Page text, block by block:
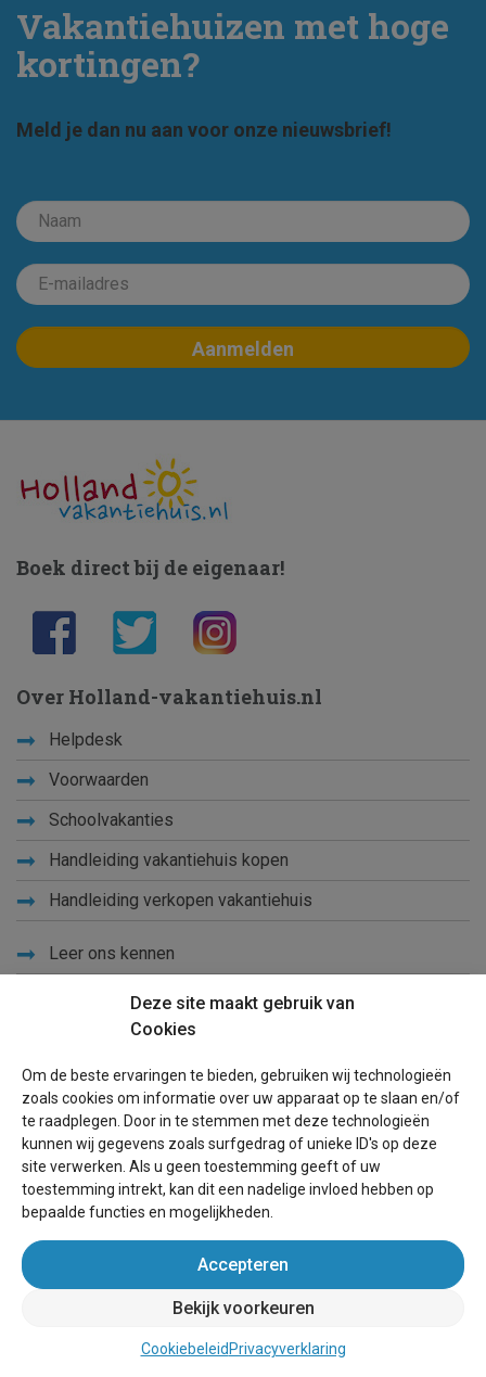
Vakantiehuizen met hoge
kortingen?
Meld je dan nu aan voor onze nieuwsbrief!
Deze site maakt gebruik van
Cookies
Om de beste ervaringen te bieden, gebruiken wij technologieën
zoals cookies om informatie over uw apparaat op te slaan en/of
te raadplegen. Door in te stemmen met deze technologieën
kunnen wij gegevens zoals surfgedrag of unieke ID's op deze
site verwerken. Als u geen toestemming geeft of uw
toestemming intrekt, kan dit een nadelige invloed hebben op
bepaalde functies en mogelijkheden.
Accepteren
Bekijk voorkeuren
Cookiebeleid Privacyverklaring
Boek direct bij de eigenaar!
Over Holland-vakantiehuis.nl
Helpdesk
Voorwaarden
Schoolvakanties
Handleiding vakantiehuis kopen
Handleiding verkopen vakantiehuis
Leer ons kennen
Sitemap
Blog
Voor eigenaren
Een advertentie plaatsen
Succesvol verhuren vakantiewoning